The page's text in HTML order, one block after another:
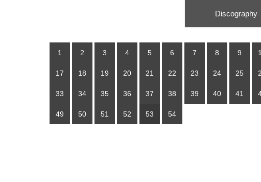
Discography
1 2 3 4 5 6 7 8 9
17 18 19 20 21 22 23 24 25
33 34 35 36 37 38 39 40 41
49 50 51 52 53 54